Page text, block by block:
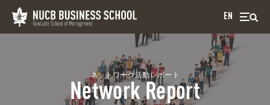
EN
ネットワーク活動レポート
Network Report